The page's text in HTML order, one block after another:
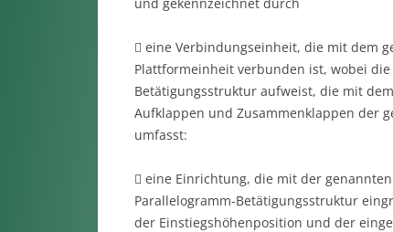
 eine Verbindungseinheit, die mit dem
Plattformeinheit verbunden ist, wobei
Betätigungsstruktur aufweist, die mit
Aufklappen und Zusammenklappen der
umfasst:
 eine Einrichtung, die mit der
Parallelogramm-Betätigungsstruktur
der Einstiegshöhenposition und der